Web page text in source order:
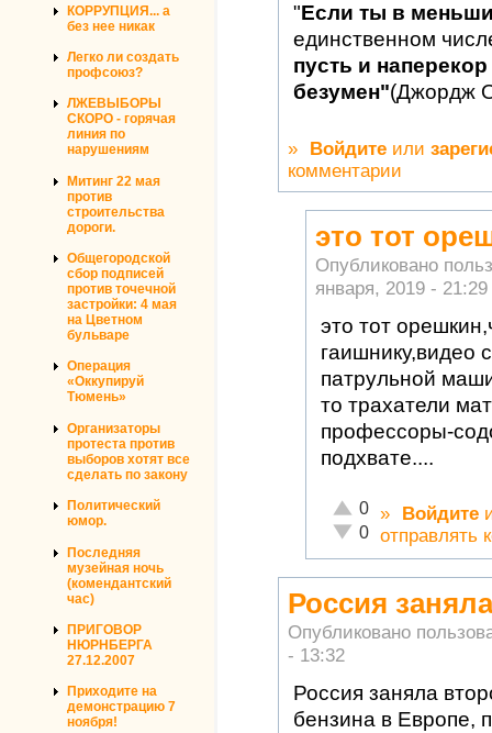
КОРРУПЦИЯ... а
без нее никак
Легко ли создать
профсоюз?
ЛЖЕВЫБОРЫ
СКОРО - горячая
линия по
нарушениям
Митинг 22 мая
против
строительства
дороги.
Общегородской
сбор подписей
против точечной
застройки: 4 мая
на Цветном
бульваре
Операция
«Оккупируй
Тюмень»
Организаторы
протеста против
выборов хотят все
сделать по закону
Политический
юмор.
Последняя
музейная ночь
(комендантский
час)
ПРИГОВОР
НЮРНБЕРГА
27.12.2007
Приходите на
демонстрацию 7
ноября!
"Если ты в
единственном
пусть и
безумен"(Джордж
» Войдите или
комментарии
это тот
Опубликовано
января, 2019 - 21:29
это тот
гаишнику,видео
патрульной
то трахатели
профессоры-
подхвате....
Отлично!
0
Неадекватно!
0
» Войдите
отправлять
Россия
Опубликовано
- 13:32
Россия заняла
бензина в Европе,